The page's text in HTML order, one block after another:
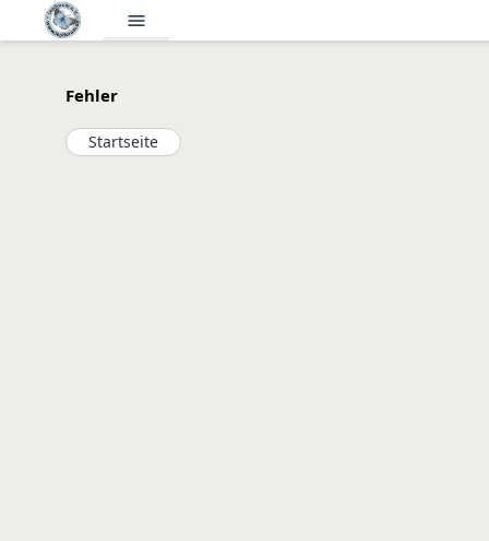
menu
Fehler
Startseite